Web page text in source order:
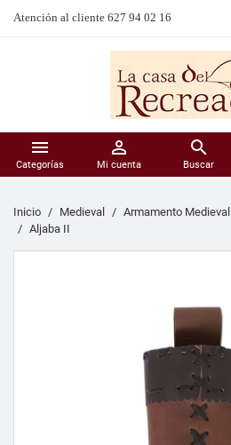
Atención al cliente 627 94 02 16

Categorías

Mi cuenta

Buscar
Inicio Medieval Armamento Medieval
Aljaba II